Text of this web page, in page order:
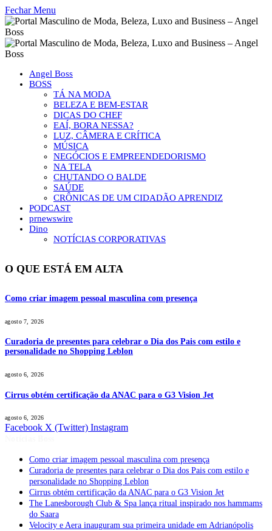
Fechar Menu
Angel Boss
BOSS
TÁ NA MODA
BELEZA E BEM-ESTAR
DICAS DO CHEF
EAÍ, BORA NESSA?
LUZ, CÂMERA E CRÍTICA
MÚSICA
NEGÓCIOS E EMPREENDEDORISMO
NA TELA
CHUTANDO O BALDE
SAÚDE
CRÔNICAS DE UM CIDADÃO APRENDIZ
PODCAST
prnewswire
Dino
NOTÍCIAS CORPORATIVAS
O QUE ESTÁ EM ALTA
Como criar imagem pessoal masculina com presença
agosto 7, 2026
Curadoria de presentes para celebrar o Dia dos Pais com estilo e
personalidade no Shopping Leblon
agosto 6, 2026
Cirrus obtém certificação da ANAC para o G3 Vision Jet
agosto 6, 2026
Facebook X (Twitter) Instagram
Como criar imagem pessoal masculina com presença
Curadoria de presentes para celebrar o Dia dos Pais com estilo e
personalidade no Shopping Leblon
Cirrus obtém certificação da ANAC para o G3 Vision Jet
The Lanesborough Club & Spa lança ritual inspirado nos hammams
do Saara
Velocity e Aera inauguram sua primeira unidade em Adrianópolis